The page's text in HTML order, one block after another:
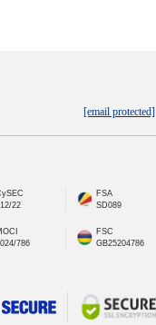
[email protected]
22
FSA
SD089
786
FSC
GB25204786